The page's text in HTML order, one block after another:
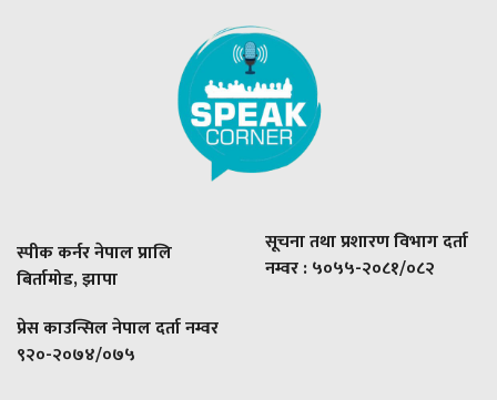
स्पीक कर्नर नेपाल प्रालि
बिर्तामोड, झापा
प्रेस काउन्सिल नेपाल दर्ता नम्वर
९२०-२०७४/०७५
सूचना तथा प्रशारण विभाग दर्ता
नम्वर : ५०५५-२०८१/०८२